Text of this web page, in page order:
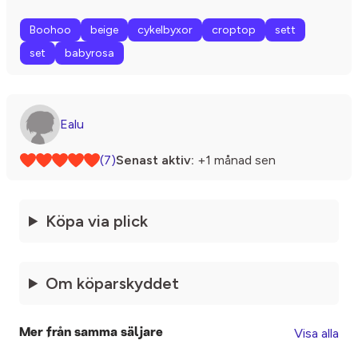
Boohoo beige cykelbyxor croptop
sett
set
babyrosa
Ealu
(7)Senast aktiv: +1 månad sen
Köpa via plick
Om köparskyddet
Mer från samma säljare Visa alla